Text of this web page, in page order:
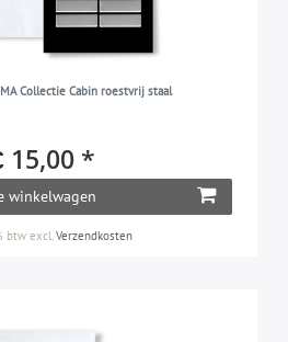
MA Collectie Cabin roestvrij staal
15,00 *
winkelwagen
btw excl.Verzendkosten